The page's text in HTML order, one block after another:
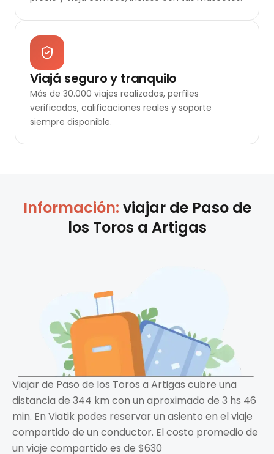
Viajá seguro y tranquilo
Más de 30.000 viajes realizados, perfiles
verificados, calificaciones reales y soporte
siempre disponible.
Información: viajar de Paso de
los Toros a Artigas
Viajar de Paso de los Toros a Artigas cubre una
distancia de 344 km con un aproximado de 3 hs 46
min. En Viatik podes reservar un asiento en el viaje
compartido de un conductor. El costo promedio de
un viaje compartido es de $630